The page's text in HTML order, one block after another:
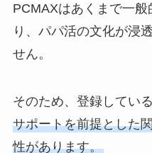
PCMAXはあくまで一
り、パパ活の文化が浸
せん。
そのため、登録してい
サポートを前提とした
性があります。